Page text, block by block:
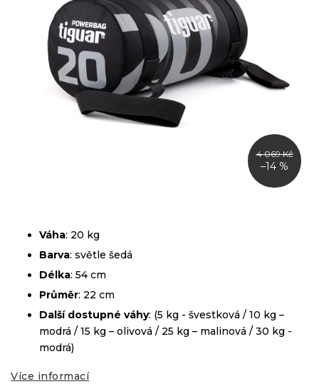
4 069 Kč
–14 %
Váha: 20 kg
Barva: světle šedá
Délka: 54 cm
Průměr: 22 cm
Další dostupné váhy: (5 kg - švestková / 10 kg –
modrá / 15 kg – olivová / 25 kg – malinová / 30 kg -
modrá)
Více informací